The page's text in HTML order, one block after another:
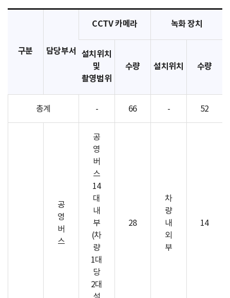
구분 담당부서
CCTV 카메라 녹화 장치
설치위치
및
촬영범위
수량 설치위치 수량
총계 - 66 - 52
공
영
버
스
공
영
버
스
14
대
내
부
(차
량
1대
당
2대
28
차
량
내
외
부
14